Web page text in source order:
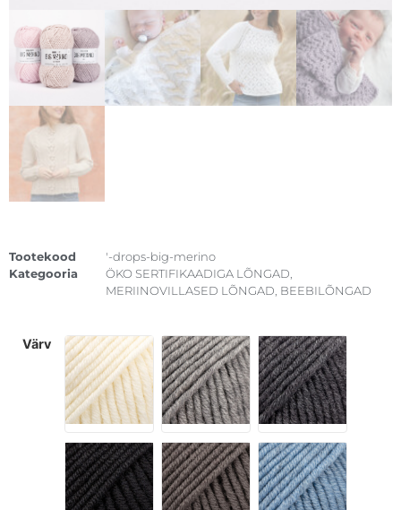
Tootekood
'-drops-big-merino
Kategooria
ÖKO SERTIFIKAADIGA LÕNGAD
MERIINOVILLASED LÕNGAD BEEBILÕNGAD
värv